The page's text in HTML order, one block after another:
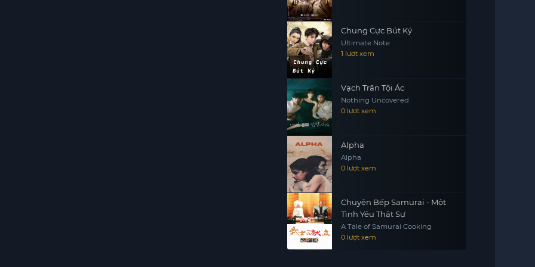
Chung Cực Bút Ký
Ultimate Note
1 lượt xem
Vạch Trần Tội Ác
Nothing Uncovered
0 lượt xem
Alpha
Alpha
0 lượt xem
Chuyện Bếp Samurai - Một
Tình Yêu Thật Sự
A Tale of Samurai Cooking
0 lượt xem